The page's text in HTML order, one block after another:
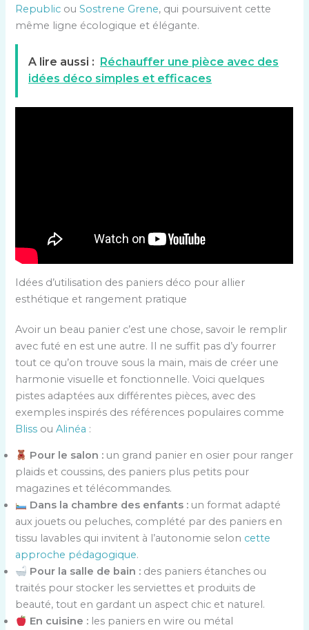
Republic ouSostrene Grene, qui poursuivent cette
même ligne écologique et élégante.
A lire aussi :
Réchauffer une pièce avec des
idées déco simples et efficaces
Idées d’utilisation des paniers déco pour allier
esthétique et rangement pratique
Avoir un beau panier c’est une chose, savoir le remplir
avec futé en est une autre. Il ne suffit pas d’y fourrer
tout ce qu’on trouve sous la main, mais de créer une
harmonie visuelle et fonctionnelle. Voici quelques
pistes adaptées aux différentes pièces, avec des
exemples inspirés des références populaires comme
Bliss ouAlinéa :
Pour le salon : un grand panier en osier pour ranger
plaids et coussins, des paniers plus petits pour
magazines et télécommandes.
Dans la chambre des enfants : un format adapté
aux jouets ou peluches, complété par des paniers en
tissu lavables qui invitent à l’autonomie selon cette
approche pédagogique.
Pour la salle de bain : des paniers étanches ou
traités pour stocker les serviettes et produits de
beauté, tout en gardant un aspect chic et naturel.
En cuisine : les paniers en wire ou métal